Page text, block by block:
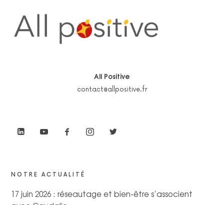
All Positive
contact@allpositive.fr
NOTRE ACTUALITÉ
17 juin 2026 : réseautage et bien-être s’associent